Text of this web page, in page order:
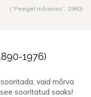
(“Peegel mõranes”, 1980)
-1976)
vaid mõrva
sooritatud saaks!